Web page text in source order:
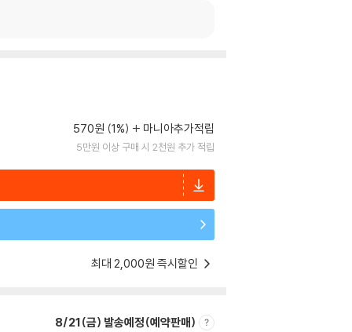
570원 (1%) 마니아추가적립
5만원 이상 구매 시 2천원 추가 적립
최대 2,000원 즉시할인
8/21(금) 발송예정(예약판매)